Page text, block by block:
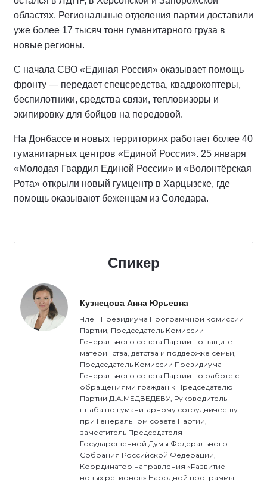
областях. Региональные отделения партии доставили
уже более 17 тысяч тонн гуманитарного груза в
новые регионы.
С начала СВО «Единая Россия» оказывает помощь
фронту — передает спецсредства, квадрокоптеры,
беспилотники, средства связи, тепловизоры и
экипировку для бойцов на передовой.
На Донбассе и новых территориях работает более 40
гуманитарных центров «Единой России». 25 января
«Молодая Гвардия Единой России» и «Волонтёрская
Рота» открыли новый гумцентр в Харцызске, где
помощь оказывают беженцам из Соледара.
Спикер
Кузнецова Анна Юрьевна
Член Президиума Программной комиссии
Партии, Председатель Комиссии
Генерального совета Партии по защите
материнства, детства и поддержке семьи,
Председатель Комиссии Президиума
Генерального совета Партии по работе с
обращениями граждан к Председателю
Партии Д.А.МЕДВЕДЕВУ, Руководитель
штаба по гуманитарному сотрудничеству
при Генеральном совете Партии,
заместитель Председателя
Государственной Думы Федерального
Собрания Российской Федерации,
Координатор направления «Развитие
новых регионов» Народной программы